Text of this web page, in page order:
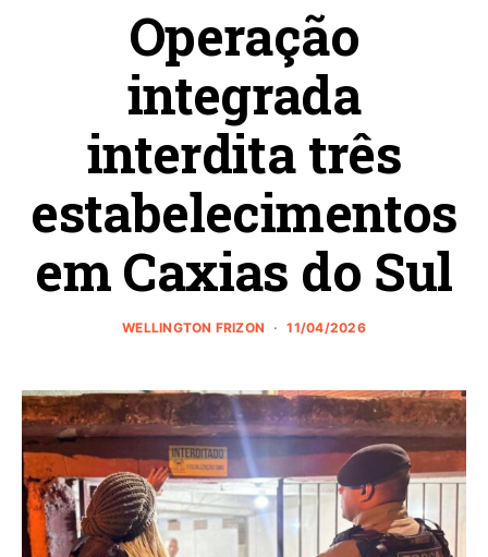
Operação
integrada
interdita três
estabelecimentos
em Caxias do Sul
WELLINGTON FRIZON 11/04/2026